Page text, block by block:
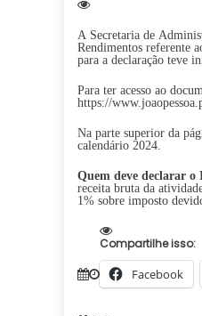
A Secretaria de
Rendimentos referente
para a declaração teve
Para ter acesso ao
https://
Na parte superior da
calendário 2024.
Quem deve declarar o
receita bruta da
1% sobre imposto
Compartilhe isso:
Facebook